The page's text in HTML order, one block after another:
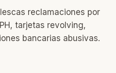
reclamaciones por
tarjetas revolving,
bancarias abusivas.